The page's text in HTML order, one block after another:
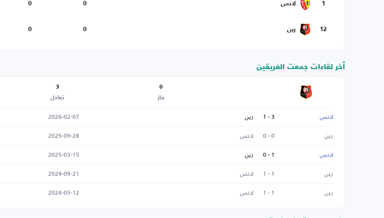
1 لانس 0
0
12 رين 0
0
أخر لقاءات جمعت الفريقين
0
فاز
3
تعادل
لانس 3 - 1 رين 2026-02-07
رين
0 - 0 لانس 2025-09-28
لانس
1 - 0 رين 2025-03-15
رين
1 - 1 لانس 2024-09-21
رين
1 - 1 لانس 2024-05-12